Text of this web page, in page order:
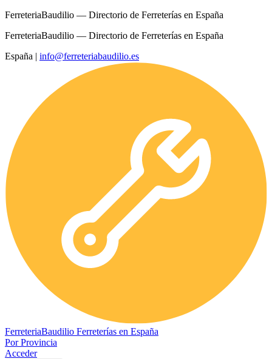
FerreteriaBaudilio — Directorio de Ferreterías en España
FerreteriaBaudilio — Directorio de Ferreterías en España
España | info@ferreteriabaudilio.es
FerreteriaBaudilio Ferreterías en España
Por Provincia
Acceder